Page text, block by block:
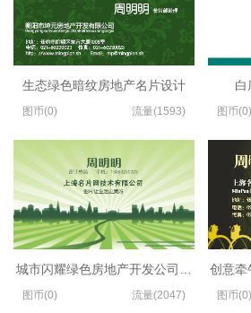
生态绿色暗纹房地产名片设计
图币(0) 流量(1593)
城市闪耀绿色房地产开发公司名片设计
图币(0) 流量(2047)
白
图币(0)
创意牵
图币(0)